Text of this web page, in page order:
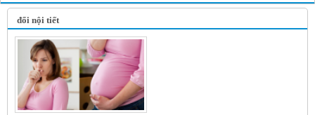
đổi nội tiết